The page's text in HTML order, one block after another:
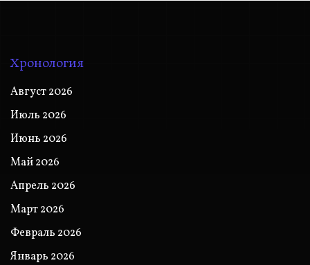
Хронология
Август 2026
Июль 2026
Июнь 2026
Май 2026
Апрель 2026
Март 2026
Февраль 2026
Январь 2026